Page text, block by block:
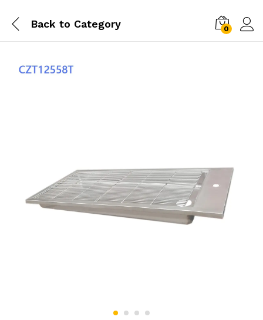
Back to Category 0